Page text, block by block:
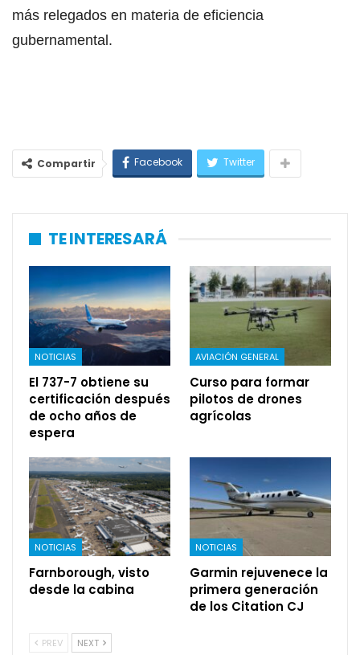
más relegados en materia de eficiencia
gubernamental.
Compartir Facebook Twitter
TE INTERESARÁ
NOTICIAS
El 737-7 obtiene su
certificación después
de ocho años de
espera
AVIACIÓN GENERAL
Curso para formar
pilotos de drones
agrícolas
NOTICIAS
Farnborough, visto
desde la cabina
NOTICIAS
Garmin rejuvenece la
primera generación
de los Citation CJ
PREV NEXT